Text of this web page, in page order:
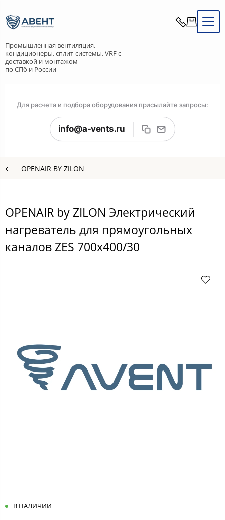
Промышленная вентиляция,
кондиционеры, сплит-системы, VRF с
доставкой и монтажом
по СПб и России
Для расчета и подбора оборудования присылайте запросы:
info@a-vents.ru
OPENAIR BY ZILON
OPENAIR by ZILON Электрический
нагреватель для прямоугольных
каналов ZES 700x400/30
В НАЛИЧИИ